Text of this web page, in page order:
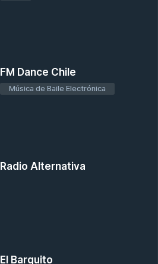
FM Dance Chile
Música de Baile Electrónica
Radio Alternativa
El Barquito